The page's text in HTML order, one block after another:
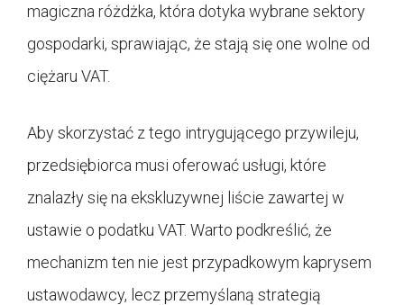
magiczna różdżka, która dotyka wybrane sektory
gospodarki, sprawiając, że stają się one wolne od
ciężaru VAT.
Aby skorzystać z tego intrygującego przywileju,
przedsiębiorca musi oferować usługi, które
znalazły się na ekskluzywnej liście zawartej w
ustawie o podatku VAT. Warto podkreślić, że
mechanizm ten nie jest przypadkowym kaprysem
ustawodawcy, lecz przemyślaną strategią